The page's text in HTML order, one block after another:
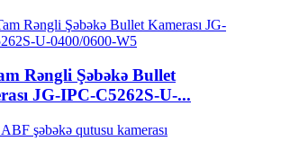
Rəngli Şəbəkə Bullet
JG-IPC-C5262S-U-...